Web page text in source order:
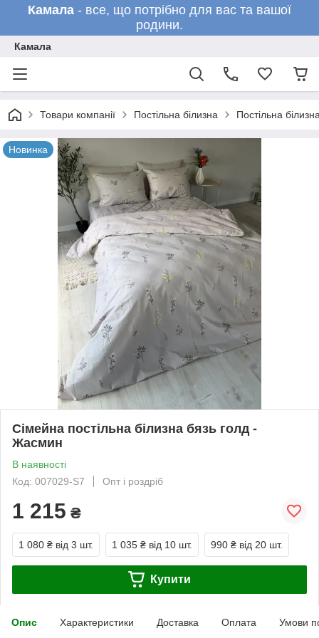
Камала - все, що потрібно для вас та вашої
родини.
Камала
Товари компанії Постільна білизна Постільна
Новинка
Сімейна постільна білизна бязь голд -
Жасмин
В наявності
Код: 007029-S7
Опт і роздріб
1 215 ₴
1 080 ₴ від 3 шт. 1 035 ₴ від 10 шт. 990 ₴ від 20 шт.
Купити
Опис Характеристики Доставка Оплата Умови